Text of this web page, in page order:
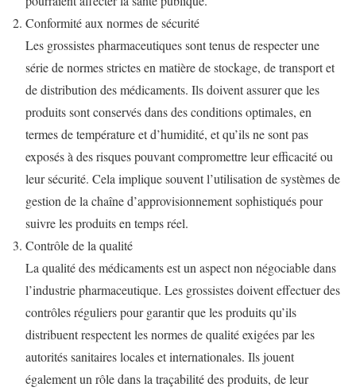
Conformité aux normes de sécurité
Les grossistes pharmaceutiques sont tenus de respecter une
série de normes strictes en matière de stockage, de transport et
de distribution des médicaments. Ils doivent assurer que les
produits sont conservés dans des conditions optimales, en
termes de température et d’humidité, et qu’ils ne sont pas
exposés à des risques pouvant compromettre leur efficacité ou
leur sécurité. Cela implique souvent l’utilisation de systèmes de
gestion de la chaîne d’approvisionnement sophistiqués pour
suivre les produits en temps réel.
Contrôle de la qualité
La qualité des médicaments est un aspect non négociable dans
l’industrie pharmaceutique. Les grossistes doivent effectuer des
contrôles réguliers pour garantir que les produits qu’ils
distribuent respectent les normes de qualité exigées par les
autorités sanitaires locales et internationales. Ils jouent
également un rôle dans la traçabilité des produits, de leur